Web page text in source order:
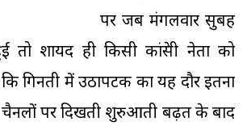
पर जब मंगलवार सुबह
शायद ही किसी कांग्रेसी नेता को
कि गिनती में उठापटक का यह दौर इतना
चैनलों पर दिखती शुरुआती बढ़त के बाद